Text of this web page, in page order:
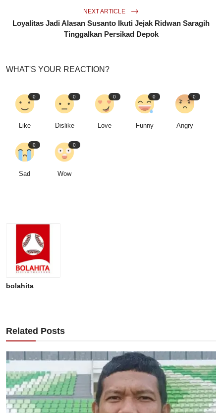
NEXT ARTICLE
Loyalitas Jadi Alasan Susanto Ikuti Jejak Ridwan Saragih
Tinggalkan Persikad Depok
WHAT'S YOUR REACTION?
0
Like
0
Dislike
0
Love
0
Funny
0
Angry
0
Sad
0
Wow
bolahita
Related Posts